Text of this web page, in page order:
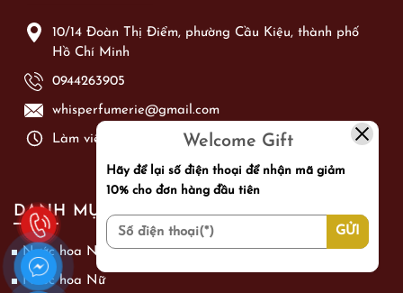
10/14 Đoàn Thị Điểm, phường Cầu Kiệu, thành phố
Hồ Chí Minh
0944263905
whisperfumerie@gmail.com
Làm việc từ: Thứ 2 - Chủ Nhật từ 09h00 - 21h00
DANH MỤC SẢN PHẨM
Nước hoa Nam
Nước hoa Nữ
Welcome Gift
Hãy để lại số điện thoại để nhận mã giảm
10% cho đơn hàng đầu tiên